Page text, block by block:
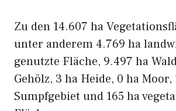
Zu den 14.607 ha
unter anderem 4.769 ha
genutzte Fläche, 9.497 ha
Gehölz, 3 ha Heide, 0 ha Moor,
Sumpfgebiet und 165 ha